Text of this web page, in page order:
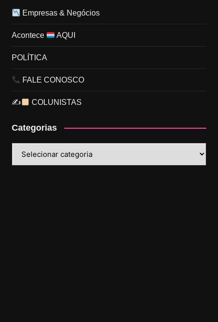
Empresas & Negócios
Acontece AQUI
POLÍTICA
FALE CONOSCO
✍ COLUNISTAS
Categorias